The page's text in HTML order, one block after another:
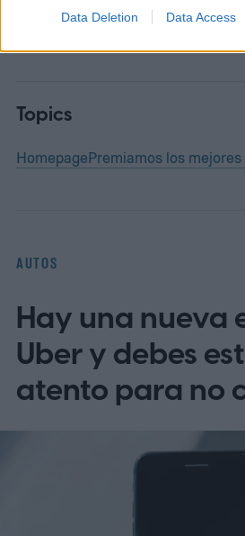
Data Deletion Data Access
Topics
HomepagePremiamos los
AUTOS
Hay una nueva
Uber y debes
atento para no